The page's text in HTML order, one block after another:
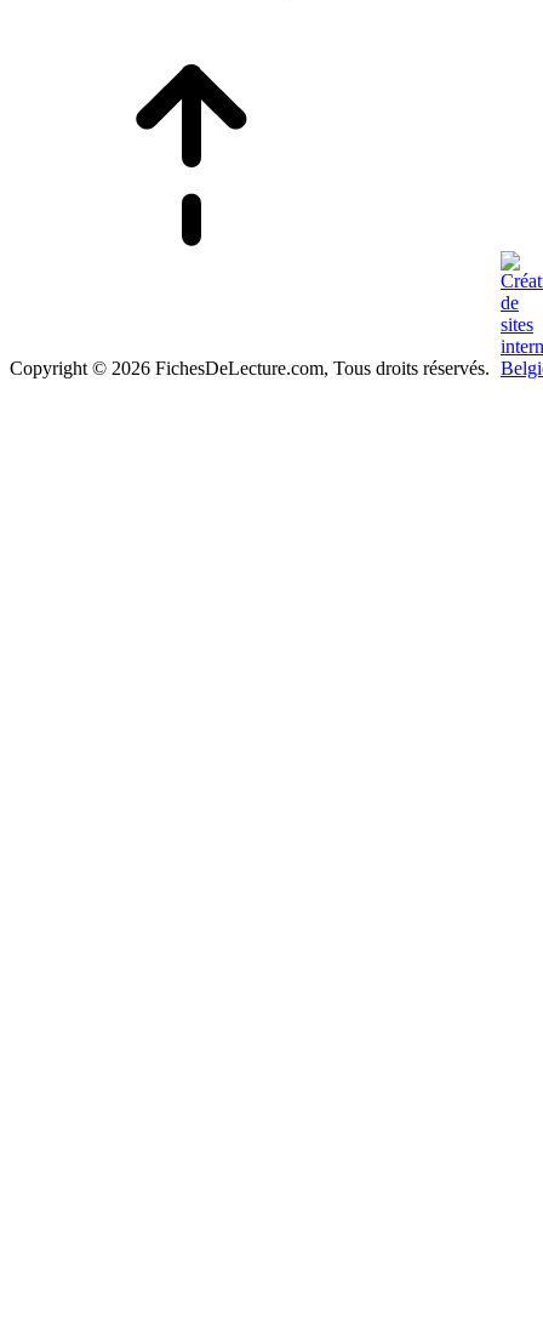
Copyright © 2026 FichesDeLecture.com, Tous droits réservés.